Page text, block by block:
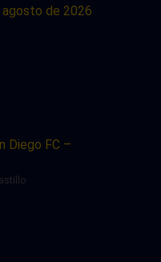
de 2026
Diego FC –